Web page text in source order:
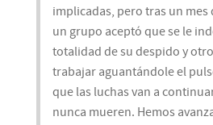
implicadas, pero tras un mes
un grupo aceptó que se le
totalidad de su despido y
trabajar aguantándole el
que las luchas van a
nunca mueren. Hemos